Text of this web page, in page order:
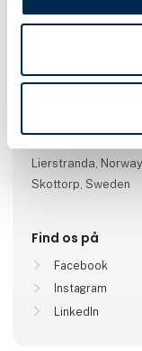
Lierstranda, Norway
Skottorp, Sweden
Find os på
Facebook
Instagram
LinkedIn